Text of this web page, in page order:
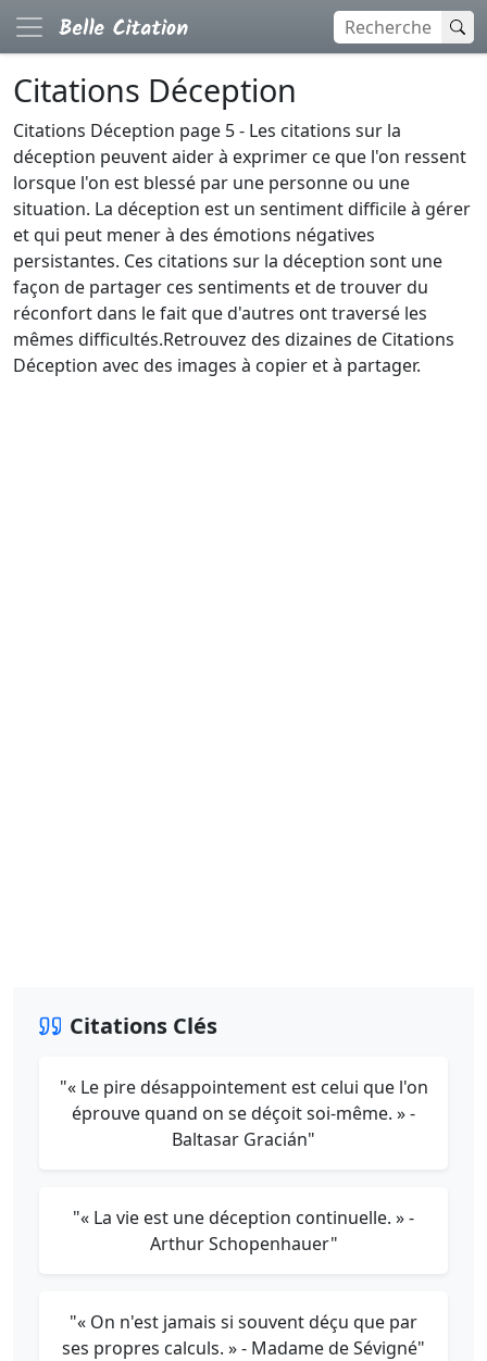
Citations Déception
Citations Déception page 5 - Les citations sur la
déception peuvent aider à exprimer ce que l'on ressent
lorsque l'on est blessé par une personne ou une
situation. La déception est un sentiment difficile à gérer
et qui peut mener à des émotions négatives
persistantes. Ces citations sur la déception sont une
façon de partager ces sentiments et de trouver du
réconfort dans le fait que d'autres ont traversé les
mêmes difficultés.Retrouvez des dizaines de Citations
Déception avec des images à copier et à partager.
Citations Clés
"« Le pire désappointement est celui que l'on
éprouve quand on se déçoit soi-même. » -
Baltasar Gracián"
"« La vie est une déception continuelle. » -
Arthur Schopenhauer"
"« On n'est jamais si souvent déçu que par
ses propres calculs. » - Madame de Sévigné"